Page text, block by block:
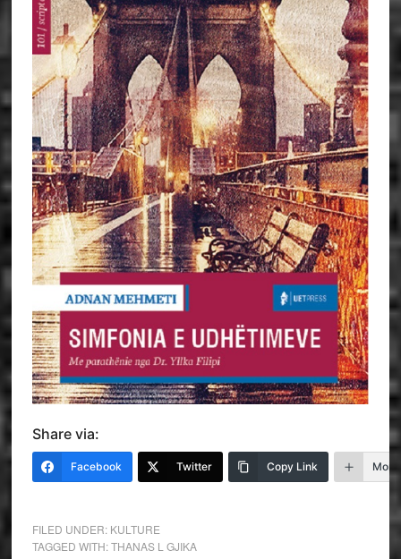
Share via:
Facebook Twitter Copy Link More
FILED UNDER: KULTURE
TAGGED WITH:THANAS L GJIKA